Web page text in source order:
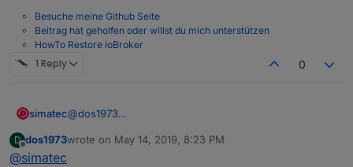
Besuche meine Github Seite
Beitrag hat geholfen oder willst du mich unterstützen
HowTo Restore ioBroker
1 Reply 0
simatec@dos1973
Da müsste man eine Funktion für überlegen.
D
Offline
dos1973wrote on May 14, 2019, 8:23 PM
last edited by
@simatec